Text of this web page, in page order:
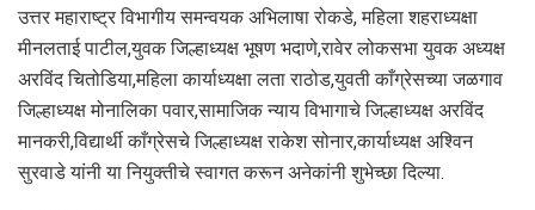
उत्तर महाराष्ट्र विभागीय समन्वयक अभिलाषा रोकडे, महिला शहराध्यक्षा
मीनलताई पाटील,युवक जिल्हाध्यक्ष भूषण भदाणे,रावेर लोकसभा युवक अध्यक्ष
अरविंद चितोडिया,महिला कार्याध्यक्षा लता राठोड,युवती काँग्रेसच्या जळगाव
जिल्हाध्यक्ष मोनालिका पवार,सामाजिक न्याय विभागाचे जिल्हाध्यक्ष अरविंद
मानकरी,विद्यार्थी काँग्रेसचे जिल्हाध्यक्ष राकेश सोनार,कार्याध्यक्ष अश्विन
सुरवाडे यांनी या नियुक्तीचे स्वागत करून अनेकांनी शुभेच्छा दिल्या.